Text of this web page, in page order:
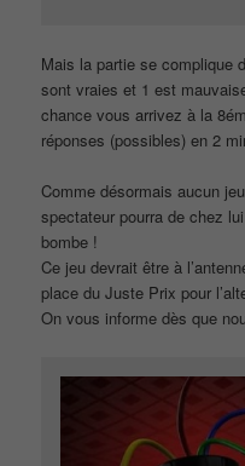
Mais la partie se complique
sont vraies et 1 est
chance vous arrivez à la
réponses (possibles) en 2
Comme désormais aucun
spectateur pourra de chez
bombe !
Ce jeu devrait être à
place du Juste Prix pour
On vous informe dès que